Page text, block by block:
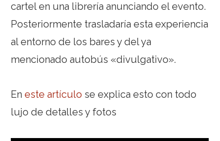
cartel en una librería anunciando el evento.
Posteriormente trasladaría esta experiencia
al entorno de los bares y del ya
mencionado autobús «divulgativo».
Eneste artículo se explica esto con todo
lujo de detalles y fotos